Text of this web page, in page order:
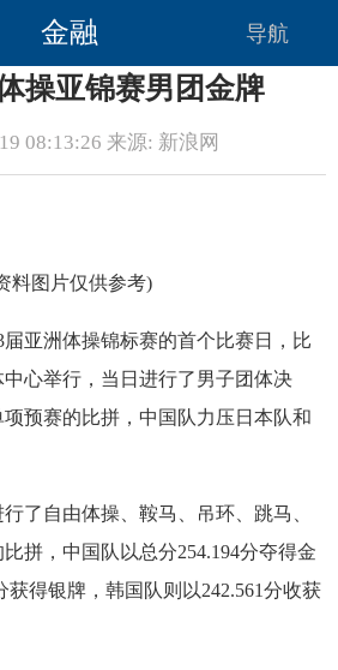
金融 导航
操亚锦赛男团金牌
08:13:26 来源: 新浪网
料图片仅供参考)
届亚洲体操锦标赛的首个比赛日，比
心举行，当日进行了男子团体决
预赛的比拼，中国队力压日本队和
了自由体操、鞍马、吊环、跳马、
拼，中国队以总分254.194分夺得金
获得银牌，韩国队则以242.561分收获